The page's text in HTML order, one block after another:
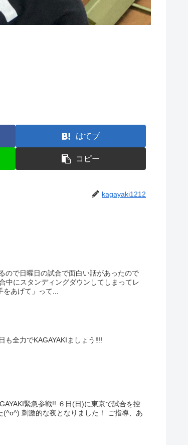
はてブ
コピー
kagayaki1212
ので日曜日の試合で面白い話があったので
中にスタンディングダウンしてしまってレ
をあげて」って...
も全力でKAGAYAKIましょう‼︎‼︎
緊急参戦!! ６日(日)に東京で試合を控
刺激的な夜となりました！ ご指導、あ